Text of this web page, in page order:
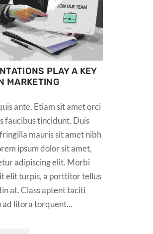
PLAY A KEY
MARKETING
ante. Etiam sit amet orci
faucibus tincidunt. Duis
mauris sit amet nibh
ipsum dolor sit amet,
adipiscing elit. Morbi
elit turpis, a porttitor tellus
at. Class aptent taciti
ad litora torquent...